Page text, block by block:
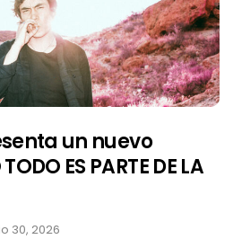
un nuevo
ES PARTE DE LA
30, 2026